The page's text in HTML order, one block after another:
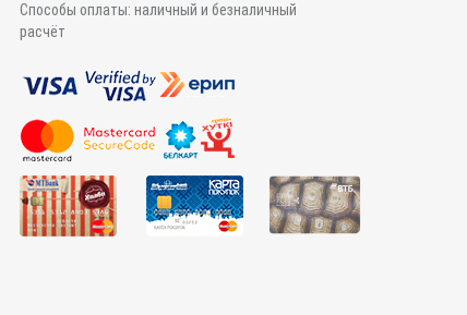
Способы оплаты: наличный и безналичный
расчёт